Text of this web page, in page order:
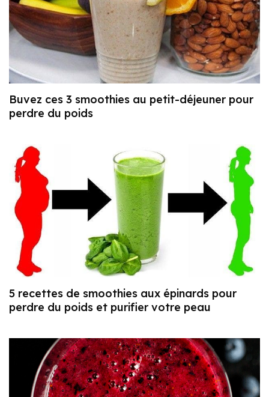
Buvez ces 3 smoothies au petit-déjeuner pour
perdre du poids
5 recettes de smoothies aux épinards pour
perdre du poids et purifier votre peau